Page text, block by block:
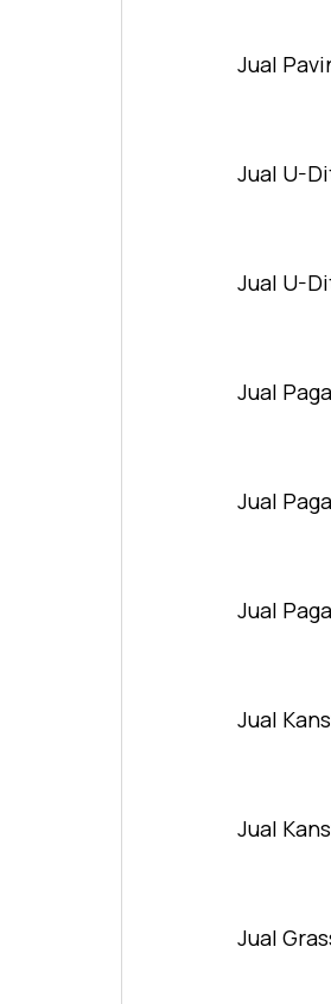
Jual
Jual U-
Jual U-
Jual
Jual
Jual
Jual
Jual
Jual